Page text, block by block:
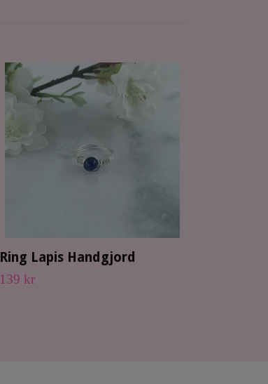
Ring Lapis Handgjord
139 kr